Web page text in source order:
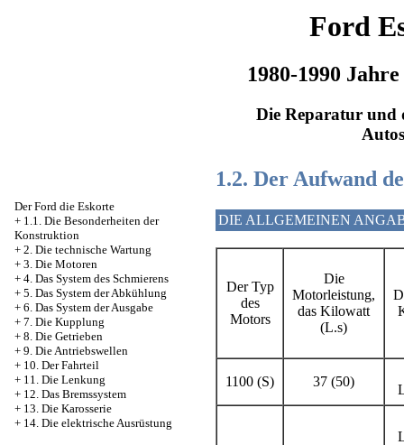
Ford
1980-1990
Die Reparatur und
Autos
Der Ford die Eskorte
+ 1.1. Die Besonderheiten der
Konstruktion
+ 2. Die technische Wartung
+ 3. Die Motoren
+ 4. Das System des Schmierens
+ 5. Das System der Abkühlung
+ 6. Das System der Ausgabe
+ 7. Die Kupplung
+ 8. Die Getrieben
+ 9. Die Antriebswellen
+ 10. Der Fahrteil
+ 11. Die Lenkung
+ 12. Das Bremssystem
+ 13. Die Karosserie
+ 14. Die elektrische Ausrüstung
1.2. Der Aufwand
DIE ALLGEMEINEN
Der Typ
des
Motors
Die
Motorleistung,
das Kilowatt
(L.s)
1100 (S) 37 (50)